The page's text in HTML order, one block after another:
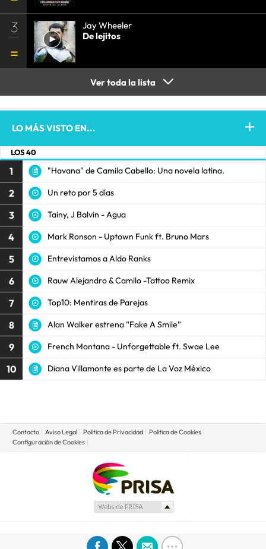
3
Jay Wheeler
De lejitos
Ver toda la lista
LO MÁS VISTO EN...
LOS 40
1 "Havana" de Camila Cabello: Una novela latina.
2 Un reto por 5 días
3 Tainy, J Balvin - Agua
4 Mark Ronson - Uptown Funk ft. Bruno Mars
5 Entrevistamos a Aldo Ranks
6 Rauw Alejandro & Camilo -Tattoo Remix
7 Top10: Mentiras de Parejas
8 Alan Walker estrena “Fake A Smile”
9 French Montana - Unforgettable ft. Swae Lee
10 Diana Villamonte es parte de La Voz México
Contacto Aviso Legal Politica de Privacidad
Politica de Cookies
Configuración de Cookies